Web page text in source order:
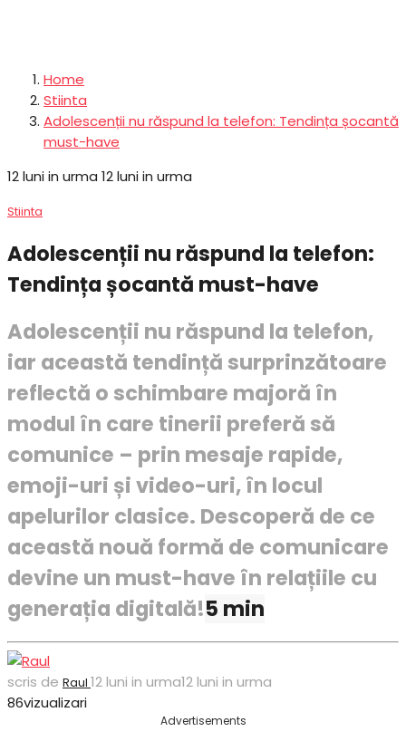
Home
Stiinta
Adolescenții nu răspund la telefon: Tendința șocantă
must-have
12 luni in urma 12 luni in urma
Stiinta
Adolescenții nu răspund la telefon:
Tendința șocantă must-have
Adolescenții nu răspund la telefon,
iar această tendință surprinzătoare
reflectă o schimbare majoră în
modul în care tinerii preferă să
comunice – prin mesaje rapide,
emoji-uri și video-uri, în locul
apelurilor clasice. Descoperă de ce
această nouă formă de comunicare
devine un must-have în relațiile cu
generația digitală!5 min
scris de Raul 12 luni in urma12 luni in urma
86vizualizari
Advertisements